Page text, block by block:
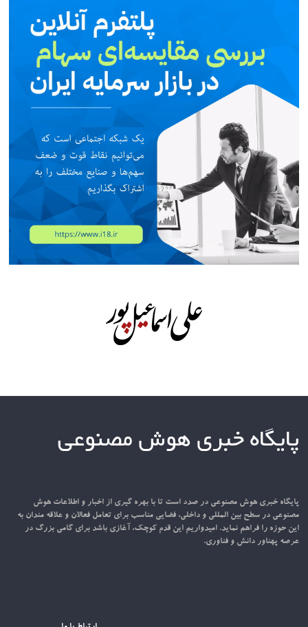
پایگاه خبری هوش مصنوعی
پایگاه خبری هوش مصنوعی در صدد است تا با بهره گیری از اخبار و اطلاعات هوش
مصنوعی در سطح بین المللی و داخلی، فضایی مناسب برای تعامل فعالان و علاقه مندان به
این حوزه را فراهم نماید. امیدواریم این قدم کوچک، آغازی باشد برای گامی بزرگ در
عرصه پهناور دانش و فناوری.